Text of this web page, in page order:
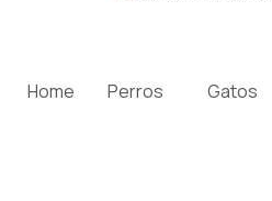
Home Perros Gatos